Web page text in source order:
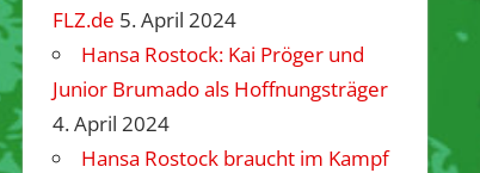
FLZ.de 5. April 2024
Hansa Rostock: Kai Pröger und
Junior Brumado als Hoffnungsträger
4. April 2024
Hansa Rostock braucht im Kampf